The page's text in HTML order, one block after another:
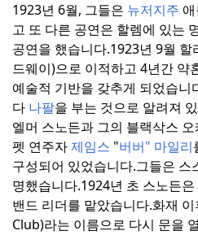
1923년 6월, 그들은 뉴저지주
고 또 다른 공연은 할렘에 있는
공연을 했습니다.1923년 9월 할
드웨이)으로 이적하고 4년간 약
예술적 기반을 갖추게 되었습니
다 나팔을 부는 것으로 알려져
엘머 스노든과 그의 블랙삭스
펫 연주자제임스 "버버" 마일리
구성되어 있었습니다.그들은 스
명했습니다.1924년 초 스노든
밴드 리더를 맡았습니다.화재
Club)라는 이름으로 다시 문을